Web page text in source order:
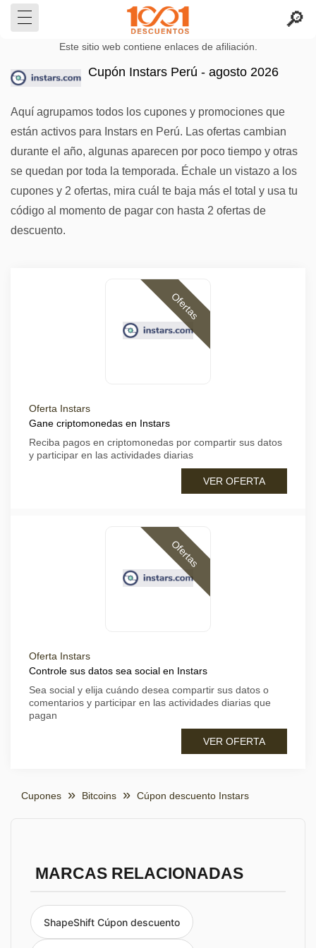
Este sitio web contiene enlaces de afiliación.
Cupón Instars Perú - agosto 2026
Aquí agrupamos todos los cupones y promociones que
están activos para Instars en Perú. Las ofertas cambian
durante el año, algunas aparecen por poco tiempo y otras
se quedan por toda la temporada. Échale un vistazo a los
cupones y 2 ofertas, mira cuál te baja más el total y usa tu
código al momento de pagar con hasta 2 ofertas de
descuento.
Ofertas
Oferta Instars
Gane criptomonedas en Instars
Reciba pagos en criptomonedas por compartir sus datos
y participar en las actividades diarias
VER OFERTA
Ofertas
Oferta Instars
Controle sus datos sea social en Instars
Sea social y elija cuándo desea compartir sus datos o
comentarios y participar en las actividades diarias que
pagan
VER OFERTA
Cupones Bitcoins Cúpon descuento Instars
MARCAS RELACIONADAS
ShapeShift Cúpon descuento